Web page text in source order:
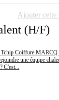
(H/F)
Coiffure
une équipe
C'est...
Ajouter cette